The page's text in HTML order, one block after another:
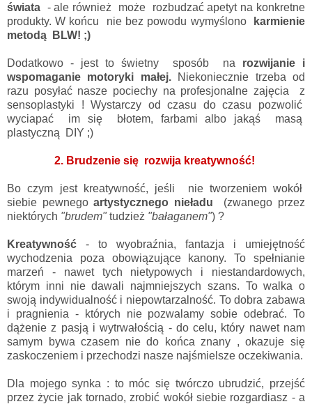
świata - ale również może rozbudzać apetyt na konkretne
produkty. W końcu nie bez powodu wymyślono
karmienie
metodą BLW! ;)
Dodatkowo - jest to świetny sposób na rozwijanie i
wspomaganie motoryki małej.
Niekoniecznie trzeba od
razu posyłać nasze pociechy na profesjonalne zajęcia z
sensoplastyki ! Wystarczy od czasu do czasu pozwolić
wyciapać im się błotem, farbami albo jakąś masą
plastyczną DIY ;)
2. Brudzenie się rozwija kreatywność!
Bo czym jest kreatywność, jeśli nie tworzeniem wokół
siebie pewnegoartystycznego nieładu (zwanego przez
niektórych "brudem"tudzież "bałaganem") ?
Kreatywność - to wyobraźnia, fantazja i umiejętność
wychodzenia poza obowiązujące kanony. To spełnianie
marzeń - nawet tych nietypowych i niestandardowych,
którym inni nie dawali najmniejszych szans. To walka o
swoją indywidualność i niepowtarzalność. To dobra zabawa
i pragnienia - których nie pozwalamy sobie odebrać. To
dążenie z pasją i wytrwałością - do celu, który nawet nam
samym bywa czasem nie do końca znany , okazuje się
zaskoczeniem i przechodzi nasze najśmielsze oczekiwania.
Dla mojego synka : to móc się twórczo ubrudzić, przejść
przez życie jak tornado, zrobić wokół siebie rozgardiasz - a